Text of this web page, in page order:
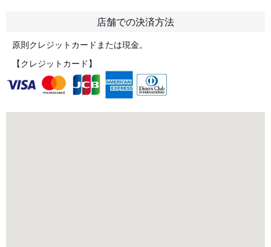
店舗での決済方法
原則クレジットカードまたは現金。
【クレジットカード】